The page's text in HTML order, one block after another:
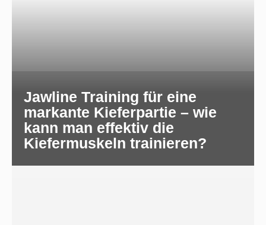
Jawline Training für eine
markante Kieferpartie – wie
kann man effektiv die
Kiefermuskeln trainieren?